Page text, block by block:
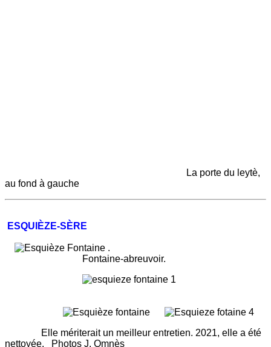
La porte du leytè,
au fond à gauche
ESQUIÈZE-SÈRE
.
Fontaine-abreuvoir.
Elle mériterait un meilleur entretien. 2021, elle a été
nettoyée. Photos J. Omnès